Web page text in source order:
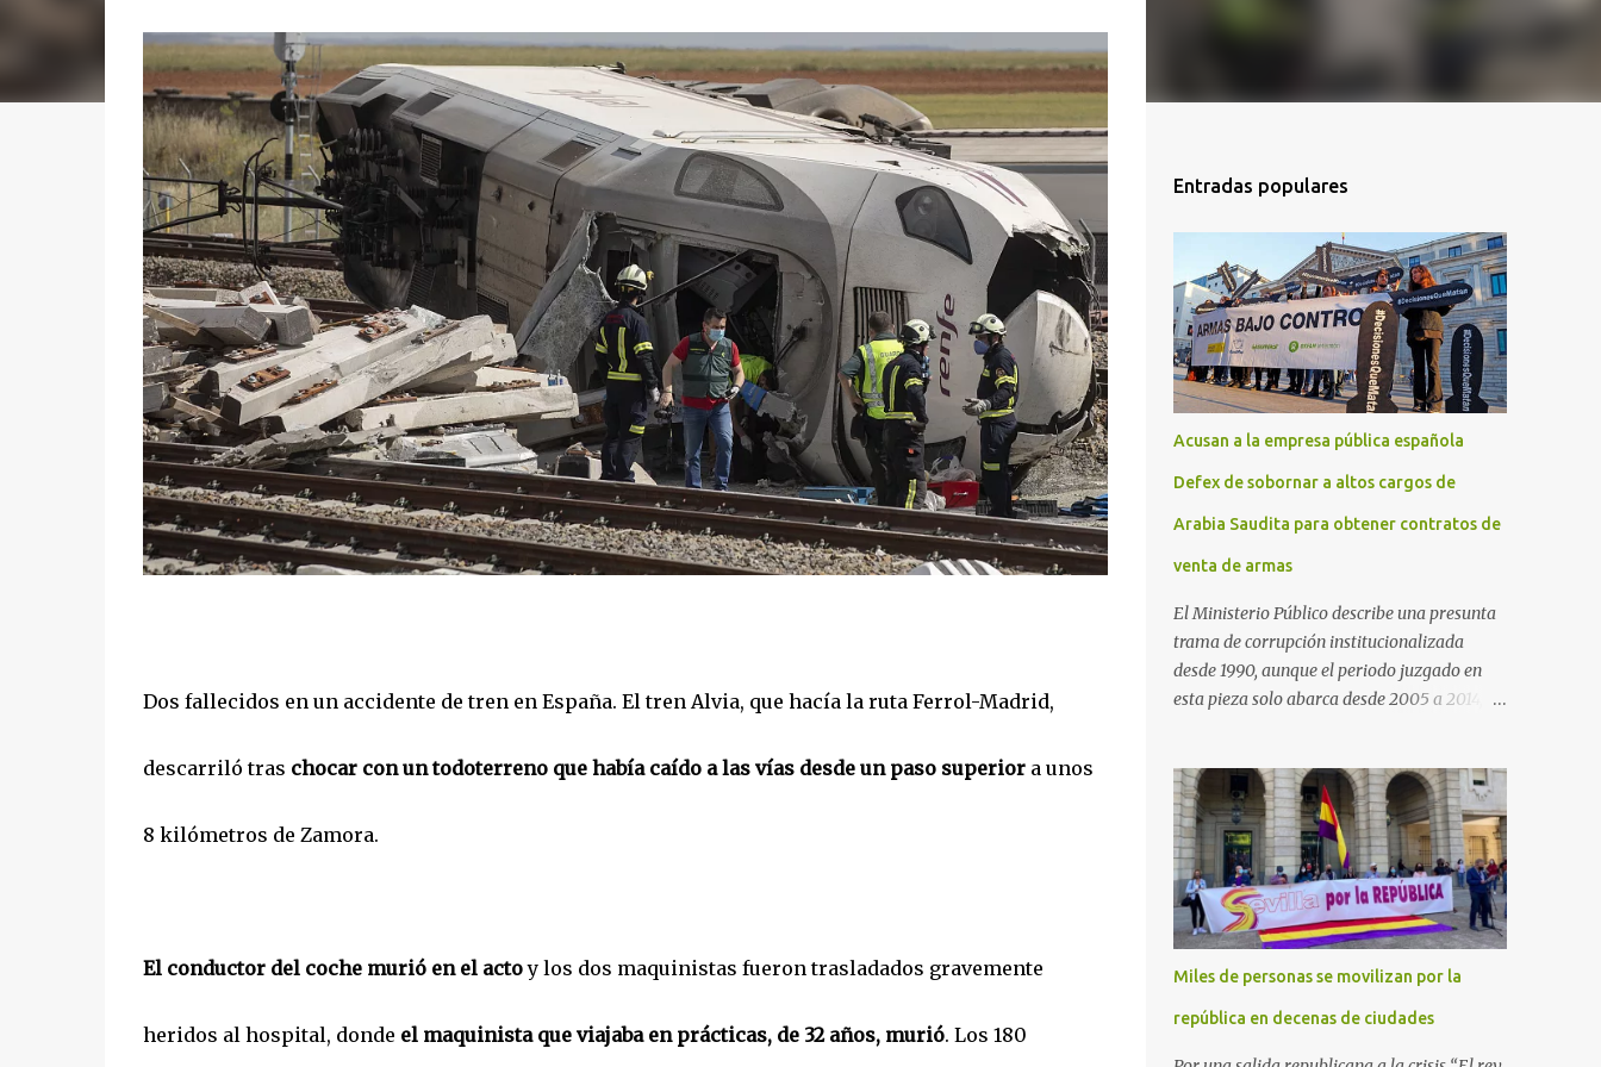
Dos fallecidos en un accidente de tren en España. El tren Alvia, que hacía la ruta Ferrol-Madrid,
descarriló tras chocar con un todoterreno que había caído a las vías desde un paso superiora unos
8 kilómetros de Zamora.
El conductor del coche murió en el actoy los dos maquinistas fueron trasladados gravemente
heridos al hospital, donde el maquinista que viajaba en prácticas, de 32 años, murió. Los 180
Entradas populares
Acusan a la empresa pública española
Defex de sobornar a altos cargos de
Arabia Saudita para obtener contratos de
venta de armas
El Ministerio Público describe una presunta
trama de corrupción institucionalizada
desde 1990, aunque el periodo juzgado en
esta pieza solo abarca desde 2005 a 2014, el
de cárcel de hasta 29 años por diversos
delitos de corrupción a ocho personas,
presuntamente cometidos durante las
ventas de material militar a Arabia Saudita
a través de la empresa pública española
Defex, disuelta. El fiscal Conrado Saiz
describe en su escrito de conclusiones cómo
la empresa pública Defex pagó comisiones
ilegales a diversas autoridades del régimen
Miles de personas se movilizan por la
república en decenas de ciudades